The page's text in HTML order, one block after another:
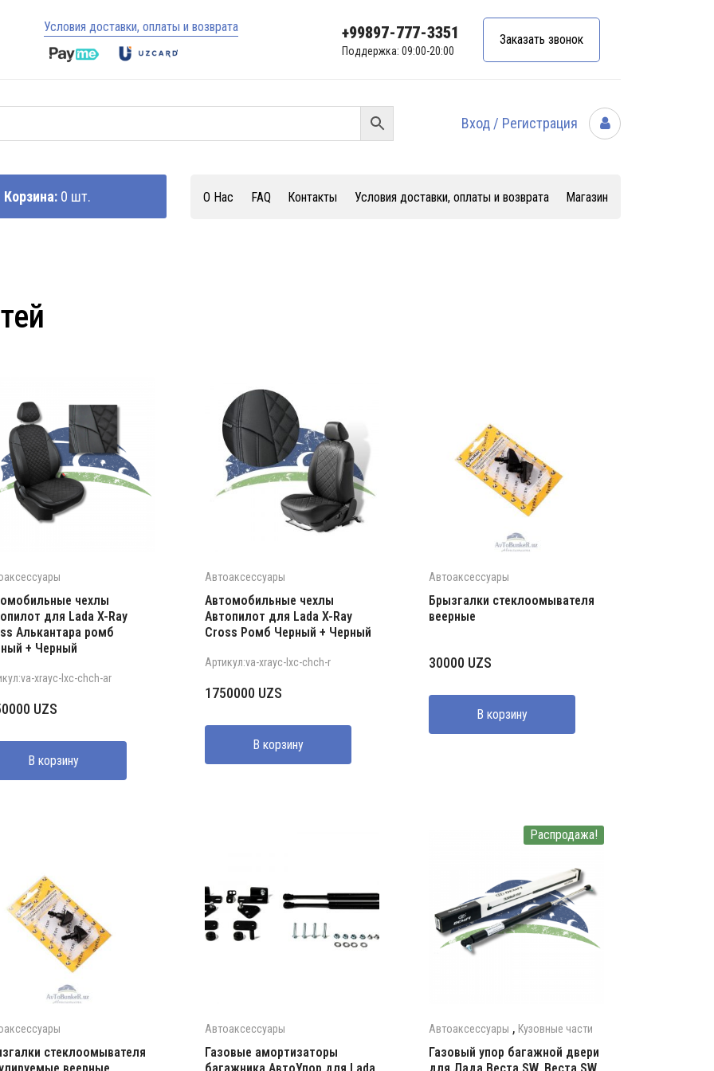
Условия доставки, оплаты и возврата +99897-777-3351
Поддержка: 09:00-20:00
Заказать звонок
Вход / Регистрация
Корзина: 0 шт. О Нас FAQ Контакты Условия доставки, оплаты и возврата Магазин
чехлы
для Lada X-Ray
Алькантара ромб
+ Черный
xrayc-lxc-chch-ar
UZS
В корзину
Автоаксессуары
Автомобильные чехлы
Автопилот для Lada X-Ray
Cross Ромб Черный + Черный
Артикул:va-xrayc-lxc-chch-r
1750000 UZS
В корзину
Автоаксессуары
Брызгалки стеклоомывателя
веерные
30000 UZS
В корзину
стеклоомывателя
Автоаксессуары
Газовые амортизаторы
Распродажа!
Автоаксессуары , Кузовные части
Газовый упор багажной двери